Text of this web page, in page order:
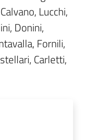
Lucchi,
Donini,
Fornili,
Carletti,